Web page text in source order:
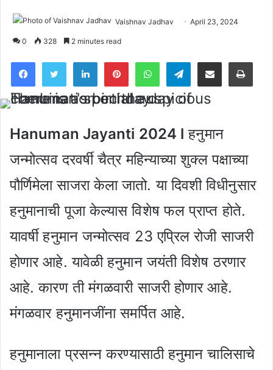
Vaishnav Jadhav April 23, 2024
0 328 2 minutes read
Facebook
TwitterLinkedInPinterestWhatsApp
Telegram
Share via Email
Hanuman Jayanti 2024 l हनुमान
जन्मोत्सव दरवर्षी चैत्र महिन्याच्या शुक्ल पक्षाच्या
पौर्णिमेला साजरा केला जातो. या दिवशी विधीनुसार
हनुमानाची पूजा केल्यास विशेष फल प्राप्त होते.
यावर्षी हनुमान जन्मोत्सव 23 एप्रिल रोजी साजरी
होणार आहे. यावेळी हनुमान जयंती विशेष ठरणार
आहे. कारण ती मंगळवारी साजरी होणार आहे.
मंगळवार हनुमानजींना समर्पित आहे.
हनुमानाला प्रसन्न करण्यासाठी हनुमान चालिसाचे